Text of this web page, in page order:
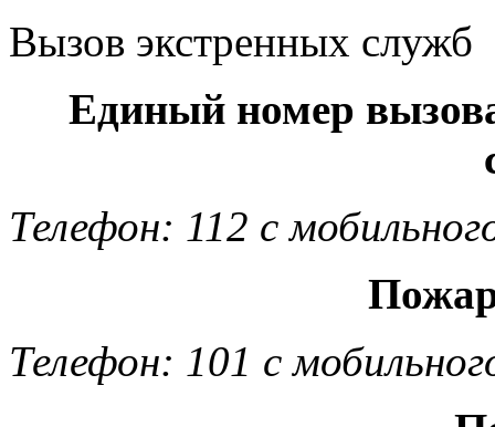
Вызов экстренных служб
Единый номер
Телефон: 112 с
Телефон: 101 с